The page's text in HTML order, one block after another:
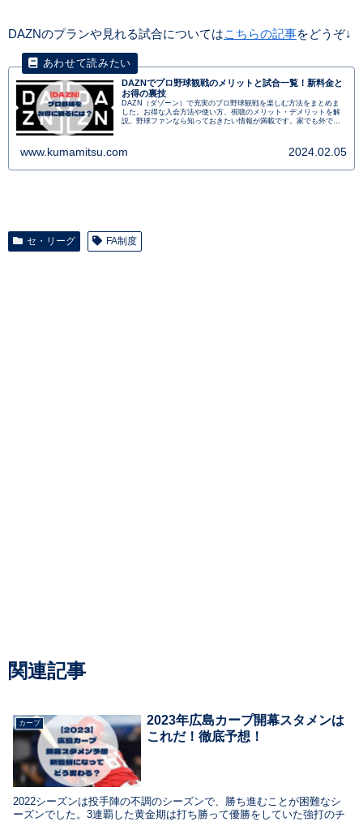
DAZNのプランや見れる試合についてはこちらの記事をどうぞ↓
DAZNでプロ野球観戦のメリットと試合一覧！新料金と
お得の裏技
DAZN（ダゾーン）で充実のプロ野球観戦を楽しむ方法をまとめま
した。お得な入会方法や使い方、視聴のメリット・デメリットを解
説。野球ファンなら知っておきたい情報が満載です。家でも外でも
www.kumamitsu.com 2024.02.05
セ・リーグ FA制度
関連記事
カープ
2023年広島カープ開幕スタメンは
これだ！徹底予想！
2022シーズンは投手陣の不調のシーズンで、勝ち進むことが困難なシ
ーズンでした。3連覇した黄金期は打ち勝って優勝をしていた強打のチ